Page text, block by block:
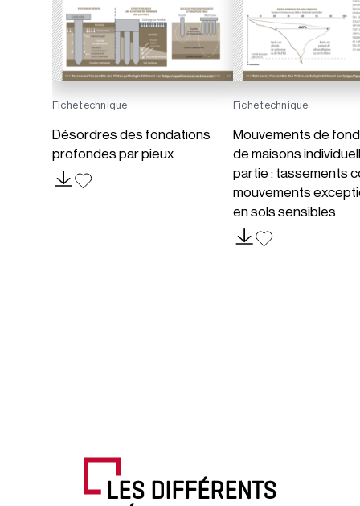
Fiche technique
Désordres des fondations
profondes par pieux
Fiche technique
Mouvements de
de maisons
partie : tassements
mouvements
en sols sensibles
LES DIFFÉRENTS